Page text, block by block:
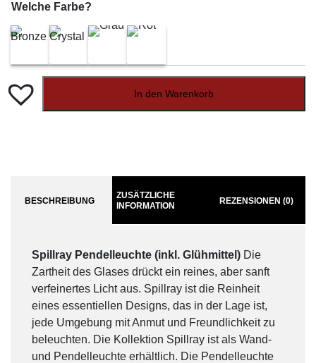
Welche Farbe?
In den Warenkorb
BESCHREIBUNG
ZUSÄTZLICHE
INFORMATION
REZENSIONEN (0)
Spillray Pendelleuchte (inkl. Glühmittel) Die
Zartheit des Glases drückt ein reines, aber sanft
verfeinertes Licht aus. Spillray ist die Reinheit
eines essentiellen Designs, das in der Lage ist,
jede Umgebung mit Anmut und Freundlichkeit zu
beleuchten. Die Kollektion Spillray ist als Wand-
und Pendelleuchte erhältlich. Die Pendelleuchte